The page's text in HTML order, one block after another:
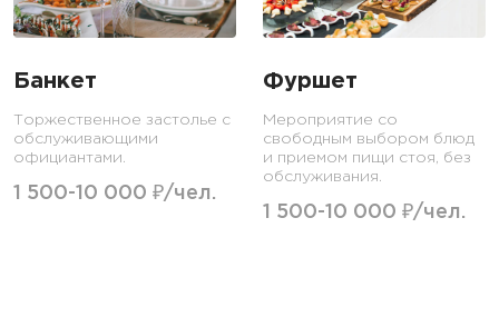
Банкет
Торжественное застолье с
обслуживающими
официантами.
1 500-10 000 ₽/чел.
Фуршет
Мероприятие со
свободным выбором блюд
и приемом пищи стоя, без
обслуживания.
1 500-10 000 ₽/чел.